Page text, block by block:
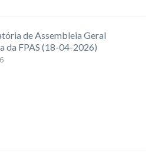
de Assembleia Geral
da FPAS (18-04-2026)